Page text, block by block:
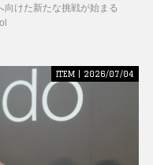
けた新たな挑戦が始まる
ITEM | 2026/07/04